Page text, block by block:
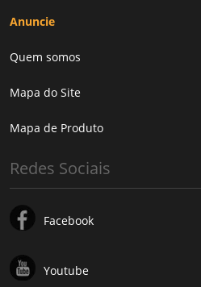
Anuncie
Quem somos
Mapa do Site
Mapa de Produto
Redes Sociais
Facebook
Youtube